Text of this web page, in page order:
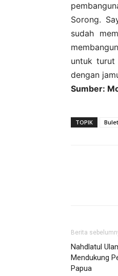
Sorong.
sudah
untuk turut
dengan
Sumber:
TOPIK
Berita
Nahdlatul
Mendukung
Papua